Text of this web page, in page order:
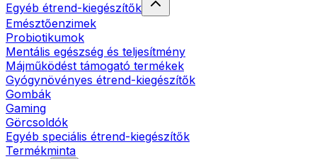
Egyéb étrend-kiegészítők
Emésztőenzimek
Probiotikumok
Mentális egészség és teljesítmény
Májműködést támogató termékek
Gyógynövényes étrend-kiegészítők
Gombák
Gaming
Görcsoldók
Egyéb speciális étrend-kiegészítők
Termékminta